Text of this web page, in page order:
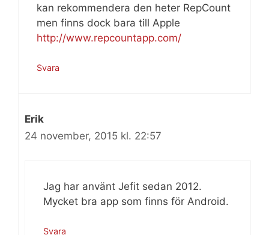
kan rekommendera den heter RepCount
men finns dock bara till Apple
http://www.repcountapp.com/
Svara
Erik
24 november, 2015 kl. 22:57
Jag har använt Jefit sedan 2012.
Mycket bra app som finns för Android.
Svara